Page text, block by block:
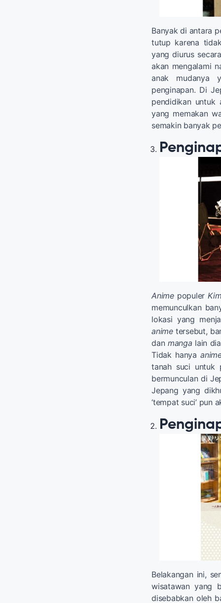
Banyak di antara
tutup karena
yang diurus
akan mengalami
anak mudanya
penginapan. Di
pendidikan untuk
yang memakan
semakin banyak
Animepopuler
memunculkan
lokasi yang
animetersebut,
dan manga lain
Tidak hanya
tanah suci untuk
bermunculan di
Jepang yang
‘tempat suci’ pun
Belakangan ini,
wisatawan yang
disebabkan oleh